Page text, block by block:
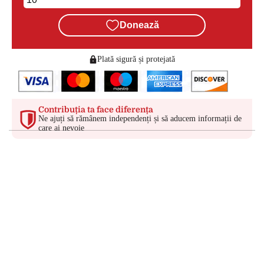
Donează
Plată sigură și protejată
Contribuția ta face diferența
Ne ajuți să rămânem independenți și să aducem informații de
care ai nevoie